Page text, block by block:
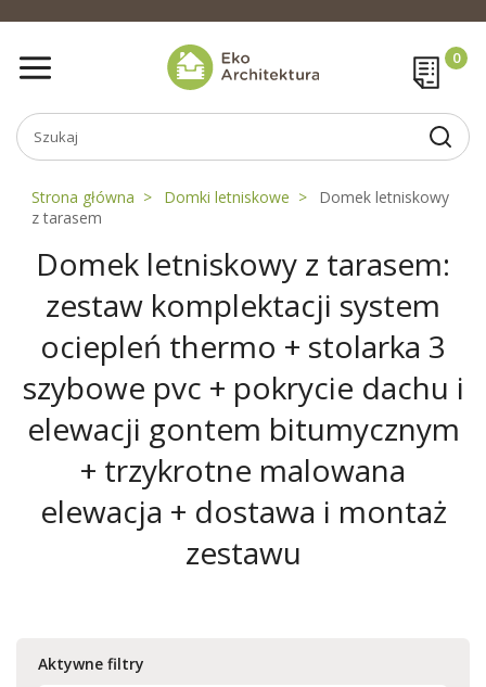
Strona główna Domki letniskowe
Domek letniskowy
z tarasem
Domek letniskowy z tarasem:
zestaw komplektacji system
ociepleń thermo + stolarka 3
szybowe pvc + pokrycie dachu i
elewacji gontem bitumycznym
+ trzykrotne malowana
elewacja + dostawa i montaż
zestawu
Aktywne filtry